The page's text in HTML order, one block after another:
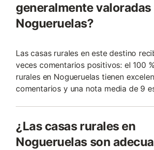
generalmente valoradas
Nogueruelas?
Las casas rurales en este destino
veces comentarios positivos: el 100
rurales en Nogueruelas tienen
comentarios y una nota media de 9
¿Las casas rurales en
Nogueruelas son